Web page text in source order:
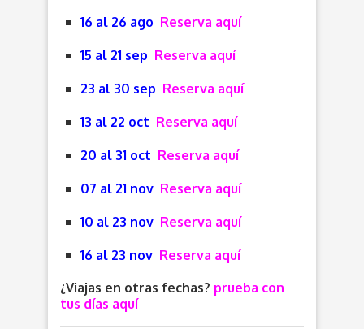
16 al 26 ago Reserva aquí
15 al 21 sep Reserva aquí
23 al 30 sep Reserva aquí
13 al 22 oct Reserva aquí
20 al 31 oct Reserva aquí
07 al 21 nov Reserva aquí
10 al 23 nov Reserva aquí
16 al 23 nov Reserva aquí
¿Viajas en otras fechas? prueba con
tus días aquí